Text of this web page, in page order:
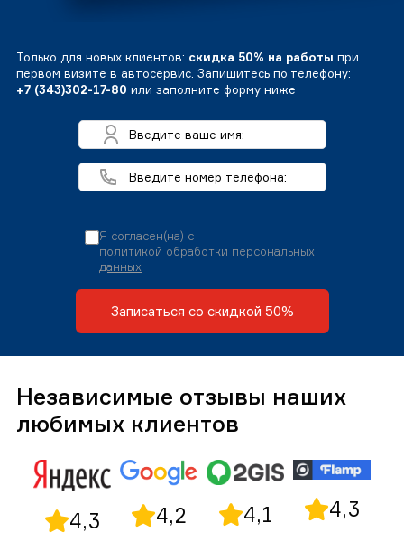
Только для новых клиентов: скидка 50% на работы при
первом визите в автосервис. Запишитесь по телефону:
+7 (343)302-17-80 или заполните форму ниже
Я согласен(на) с
политикой обработки персональных
данных
Записаться со скидкой 50%
Независимые отзывы наших
любимых клиентов
4,3 4,2 4,1 4,3